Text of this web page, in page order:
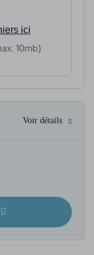
ici
10mb)
Voir détails